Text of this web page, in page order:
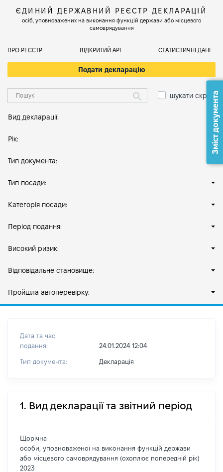
ЄДИНИЙ ДЕРЖАВНИЙ РЕЄСТР ДЕКЛАРАЦІЙ
осіб, уповноважених на виконання функцій держави або місцевого
самоврядування
ПРО РЕЄСТР ВІДКРИТИЙ АРІ СТАТИСТИЧНІ ДАНІ
Подати декларацію
шукати скрізь
Вид декларації:
Рік:
Тип документа:
Тип посади:
Категорія посади:
Період подання:
Високий ризик:
Відповідальне становище:
Пройшла автоперевірку:
Дата та час
подання:
24.01.2024 12:04
Тип документа: Декларація
1. Вид декларації та звітний період
Щорічна
особи, уповноваженої на виконання функцій держави
або місцевого самоврядування (охоплює попередній рік)
2023
Зміст документа